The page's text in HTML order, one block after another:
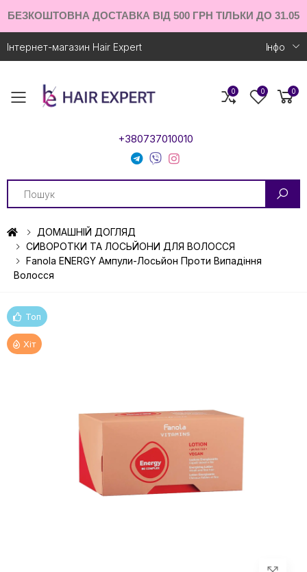
БЕЗКОШТОВНА ДОСТАВКА ВІД 500 ГРН ТІЛЬКИ ДО 31.05
Інтернет-магазин Hair Expert Iнфо
Toggle mobile menu
+380737010010
Search
0 0 0
ДОМАШНІЙ ДОГЛЯД
СИВОРОТКИ ТА ЛОСЬЙОНИ ДЛЯ ВОЛОССЯ
Fanola ENERGY Ампули-Лосьйон Проти Випадіння
Волосся
Топ
Хіт